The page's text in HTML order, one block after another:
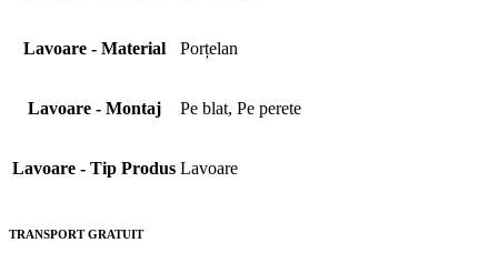
Lavoare - Material Porțelan
Lavoare - Montaj Pe blat, Pe perete
Lavoare - Tip Produs Lavoare
TRANSPORT GRATUIT